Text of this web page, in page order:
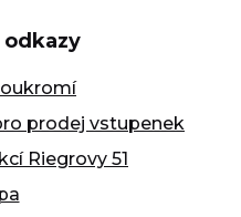
odkazy
prodej vstupenek
Riegrovy 51